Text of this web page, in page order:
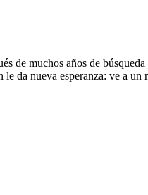
de muchos años de
da nueva esperanza: ve a